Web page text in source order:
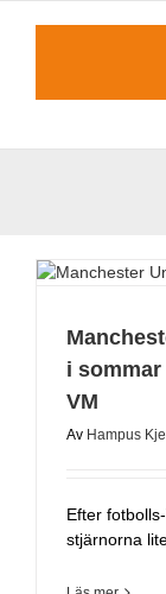
i
VM
Av Hampus
Efter
stjärnorna